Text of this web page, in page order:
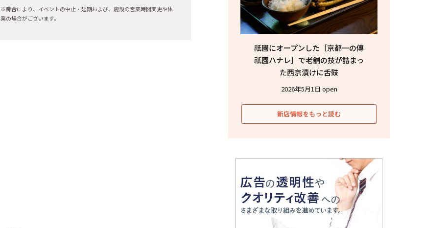
※都合により、イベントの中止・延期および、施設の営業時間変更や休
業の場合がございます。
祇園にオープンした［京都一の傳
祇園ハナレ］で老舗の技が詰まっ
た西京漬けに舌鼓
2026年5月1日 open
新店情報をもっと読む